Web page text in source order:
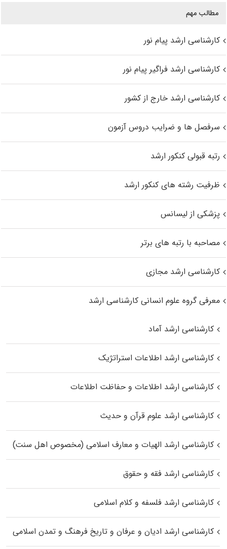
مطالب مهم
کارشناسی ارشد پیام نور
کارشناسی ارشد فراگیر پیام نور
کارشناسی ارشد خارج از کشور
سرفصل ها و ضرایب دروس آزمون
رتبه قبولی کنکور ارشد
ظرفیت رشته های کنکور ارشد
پزشکی از لیسانس
مصاحبه با رتبه های برتر
کارشناسی ارشد مجازی
معرفی گروه علوم انسانی کارشناسی ارشد
کارشناسی ارشد آماد
کارشناسی ارشد اطلاعات استراتژیک
کارشناسی ارشد اطلاعات و حفاظت اطلاعات
کارشناسی ارشد علوم قرآن و حدیث
کارشناسی ارشد الهیات و معارف اسلامی (مخصوص اهل سنت)
کارشناسی ارشد فقه و حقوق
کارشناسی ارشد فلسفه و کلام اسلامی
کارشناسی ارشد ادیان و عرفان و تاریخ فرهنگ و تمدن اسلامی